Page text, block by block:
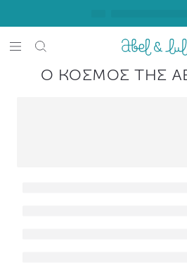
Ο ΚΌΣΜΟΣ ΤΗΣ